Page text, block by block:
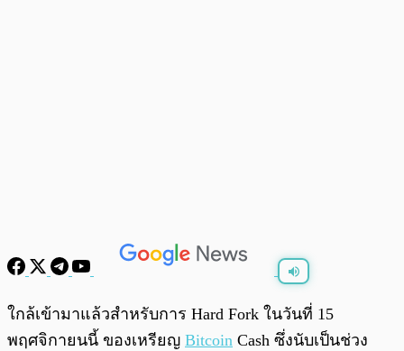
0:00
ใกล้เข้ามาแล้วสำหรับการ Hard Fork ในวันที่ 15
พฤศจิกายนนี้ ของเหรียญ Bitcoin Cash ซึ่งนับเป็นช่วง